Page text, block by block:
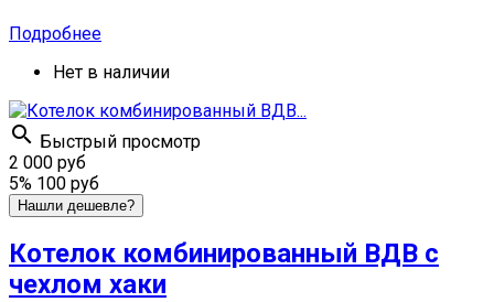
Подробнее
Нет в наличии
 Быстрый просмотр
2 000 руб
5% 100 руб
Нашли дешевле?
Котелок комбинированный ВДВ с
чехлом хаки